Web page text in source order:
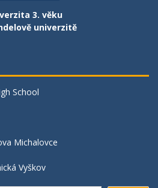
3. věku
univerzitě
School
Michalovce
Vyškov